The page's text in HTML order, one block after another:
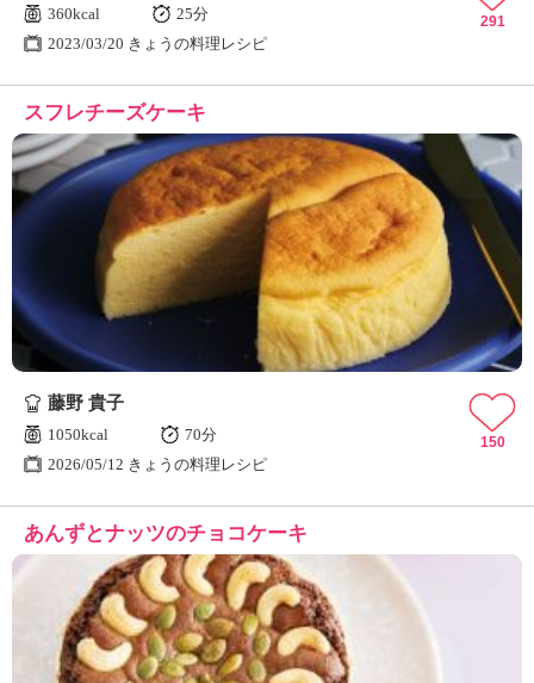
360kcal
25分
2023/03/20 きょうの料理レシピ
291
スフレチーズケーキ
藤野 貴子
1050kcal
70分
2026/05/12 きょうの料理レシピ
150
あんずとナッツのチョコケーキ